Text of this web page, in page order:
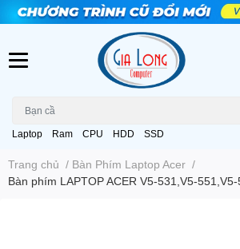
Laptop Ram CPU HDD SSD
Trang chủ / Bàn Phím Laptop Acer /
Bàn phím LAPTOP ACER V5-531,V5-